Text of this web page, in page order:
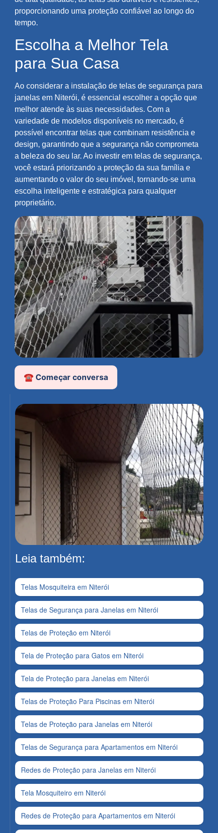
proporcionando uma proteção confiável ao longo do
tempo.
Escolha a Melhor Tela
para Sua Casa
Ao considerar a instalação de telas de segurança para
janelas em Niterói, é essencial escolher a opção que
melhor atende às suas necessidades. Com a
variedade de modelos disponíveis no mercado, é
possível encontrar telas que combinam resistência e
design, garantindo que a segurança não comprometa
a beleza do seu lar. Ao investir em telas de segurança,
você estará priorizando a proteção da sua família e
aumentando o valor do seu imóvel, tornando-se uma
escolha inteligente e estratégica para qualquer
proprietário.
☎️ Começar conversa
Leia também:
Telas Mosquiteira em Niterói
Telas de Segurança para Janelas em Niterói
Telas de Proteção em Niterói
Tela de Proteção para Gatos em Niterói
Tela de Proteção para Janelas em Niterói
Telas de Proteção Para Piscinas em Niterói
Telas de Proteção para Janelas em Niterói
Telas de Segurança para Apartamentos em Niterói
Redes de Proteção para Janelas em Niterói
Tela Mosquiteiro em Niterói
Redes de Proteção para Apartamentos em Niterói